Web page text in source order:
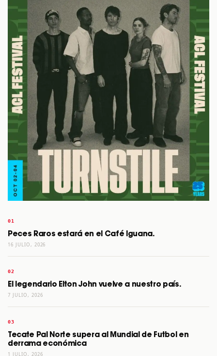
Peces Raros estará en el Café Iguana.
16 JULIO, 2026
El legendario Elton John vuelve a nuestro país.
7 JULIO, 2026
Tecate Pal Norte supera al Mundial de Futbol en
derrama económica
1 JULIO, 2026